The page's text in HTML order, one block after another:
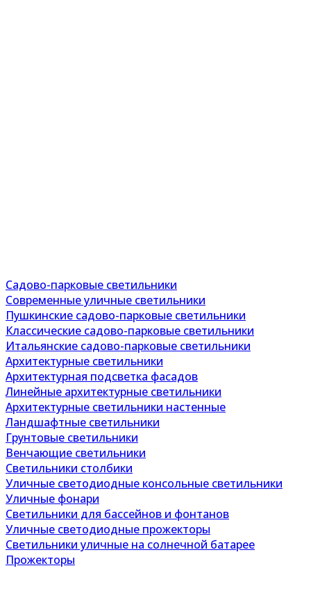
Садово-парковые светильники
Современные уличные светильники
Пушкинские садово-парковые светильники
Классические садово-парковые светильники
Итальянские садово-парковые светильники
Архитектурные светильники
Архитектурная подсветка фасадов
Линейные архитектурные светильники
Архитектурные светильники настенные
Ландшафтные светильники
Грунтовые светильники
Венчающие светильники
Светильники столбики
Уличные светодиодные консольные светильники
Уличные фонари
Светильники для бассейнов и фонтанов
Уличные светодиодные прожекторы
Светильники уличные на солнечной батарее
Прожекторы